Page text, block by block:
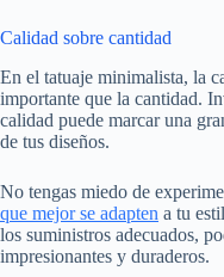
Calidad sobre cantidad
En el tatuaje minimalista, la
importante que la cantidad.
calidad puede marcar una
de tus diseños.
No tengas miedo de
que mejor se adapten a tu
los suministros adecuados,
impresionantes y duraderos.